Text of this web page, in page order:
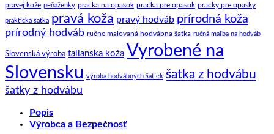
pravej kože peňaženky pracka na opasok pracka pre opasok pracky pre opasky
praktická šatka pravá koža pravý hodváb prírodná koža
prírodný hodváb ručne maľovaná hodvábna šatka ručná maľba na hodváb
Slovenská výroba talianska koža Vyrobené na
Slovensku výroba hodvábnych šatiek šatka z hodvábu
šatky z hodvábu
Popis
Výrobca a Bezpečnosť